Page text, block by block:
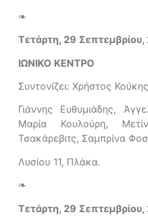
❧
Τετάρτη, 29
ΙΩΝΙΚΟ ΚΕΝΤΡΟ
Συντονίζει: Χρήστος Κούκης
Γιάννης Ευθυμιάδης,
Μαρία Κουλούρη,
Τσακάρεβιτς, Σαμπρίνα
Λυσίου 11, Πλάκα.
❧
Τετάρτη, 29